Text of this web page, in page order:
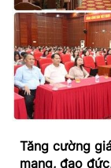
Tăng cường
mạng, đạo